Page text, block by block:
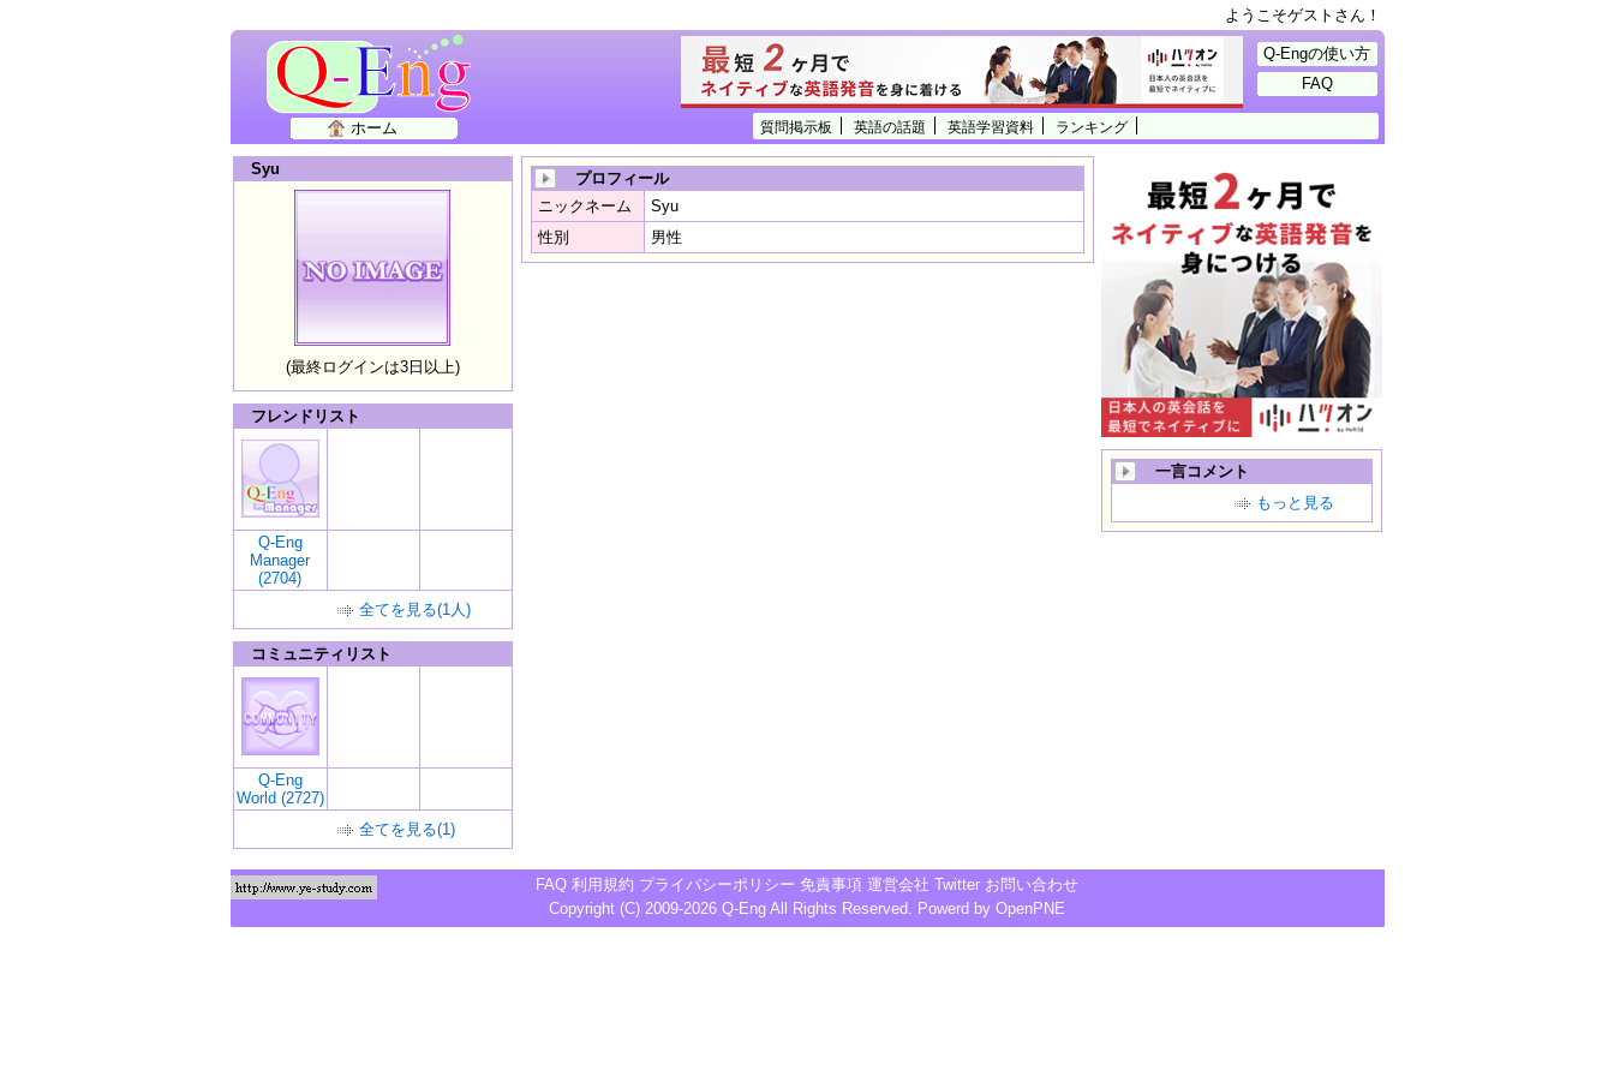
ようこそゲストさん！
質問掲示板 英語の話題 英語学習資料 ランキング
ホーム
Q-Engの使い方
FAQ
Syu
(最終ログインは3日以上)
フレンドリスト
Q-Eng
Manager
(2704)
全てを見る(1人)
コミュニティリスト
Q-Eng
World (2727)
全てを見る(1)
プロフィール
ニックネーム
Syu
性別
男性
一言コメント
もっと見る
FAQ 利用規約 プライバシーポリシー 免責事項 運営会社 Twitter お問い合わせ
Copyright (C) 2009-2026 Q-Eng All Rights Reserved. Powerd by OpenPNE